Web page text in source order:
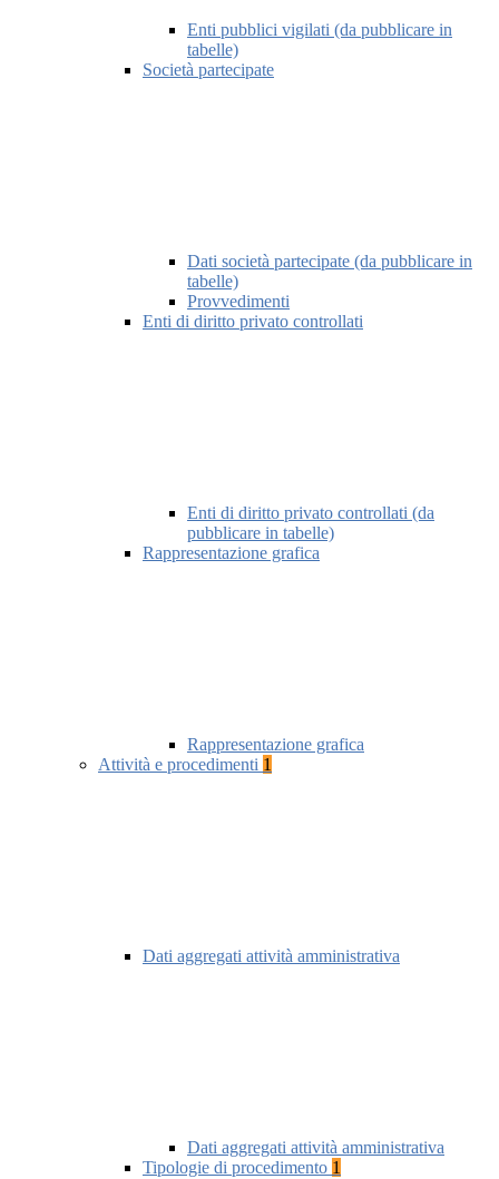
Enti pubblici vigilati (da pubblicare in
tabelle)
Società partecipate
Dati società partecipate (da pubblicare in
tabelle)
Provvedimenti
Enti di diritto privato controllati
Enti di diritto privato controllati (da
pubblicare in tabelle)
Rappresentazione grafica
Rappresentazione grafica
Attività e procedimenti 1
Dati aggregati attività amministrativa
Dati aggregati attività amministrativa
Tipologie di procedimento 1